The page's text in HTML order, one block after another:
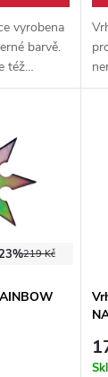
vyrobena
barvě.
též
je
219 Kč